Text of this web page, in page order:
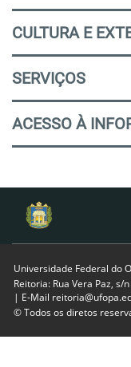
CULTURA E
SERVIÇOS
ACESSO À
Universidade Federal do
Reitoria: Rua Vera Paz,
| E-Mail
© Todos os diretos